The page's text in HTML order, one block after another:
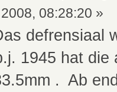
08:28:20 »
defrensiaal
1945 hat
. Ab